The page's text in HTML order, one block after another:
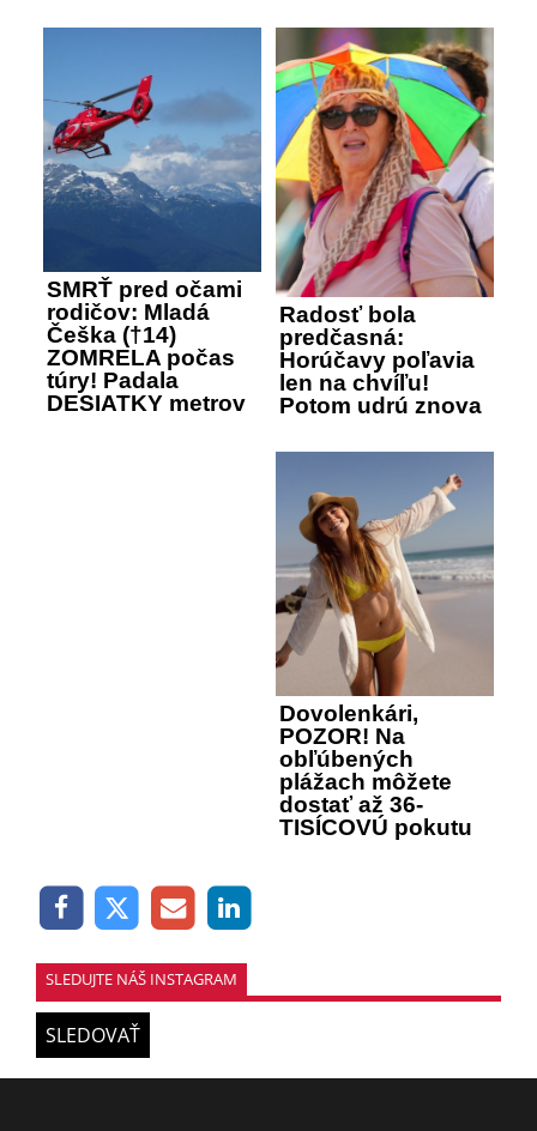
SMRŤ pred očami
rodičov: Mladá
Češka (†14)
ZOMRELA počas
túry! Padala
DESIATKY metrov
Radosť bola
predčasná:
Horúčavy poľavia
len na chvíľu!
Potom udrú znova
Dovolenkári,
POZOR! Na
obľúbených
plážach môžete
dostať až 36-
TISÍCOVÚ pokutu
SLEDUJTE NÁŠ INSTAGRAM
SLEDOVAŤ